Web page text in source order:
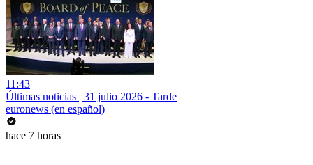
11:43
Últimas noticias | 31 julio 2026 - Tarde
euronews (en español)
hace 7 horas